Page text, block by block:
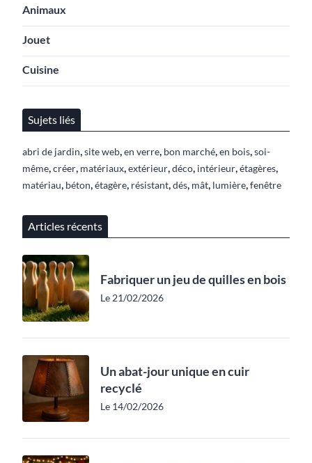
Animaux
Jouet
Cuisine
Sujets liés
abri de jardin,site web,en verre, bon marché,en bois,soi-
même,créer, matériaux,extérieur,déco, intérieur,étagères,
matériau, béton,étagère, résistant,dés, mât, lumière,fenêtre
Articles récents
Fabriquer un jeu de quilles en bois
Le 21/02/2026
Un abat-jour unique en cuir
recyclé
Le 14/02/2026